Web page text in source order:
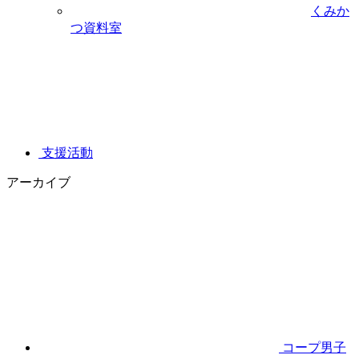
くみか
つ資料室
支援活動
アーカイブ
コープ男子